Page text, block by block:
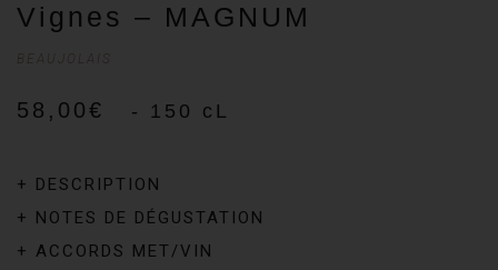
Vignes – MAGNUM
BEAUJOLAIS
58,00€ - 150 cL
+ DESCRIPTION
+ NOTES DE DÉGUSTATION
+ ACCORDS MET/VIN